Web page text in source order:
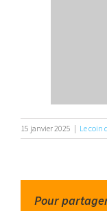
15 janvier 2025 | Le coin
Pour